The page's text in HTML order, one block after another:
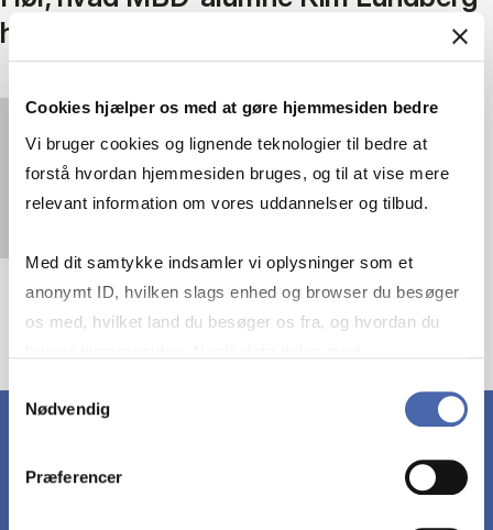
Cookies hjælper os med at gøre hjemmesiden bedre
Vi bruger cookies og lignende teknologier til bedre at
forstå hvordan hjemmesiden bruges, og til at vise mere
relevant information om vores uddannelser og tilbud.
Med dit samtykke indsamler vi oplysninger som et
anonymt ID, hvilken slags enhed og browser du besøger
os med, hvilket land du besøger os fra, og hvordan du
markedsføring. Du bestemmer selv - og kan altid trække
Samtykkevalg
Nødvendig
Præferencer
har fået ud af uddannelsen
You mustaccept statistics cookiesto view this
video.
MØD DELTAGERNE PÅ MBD